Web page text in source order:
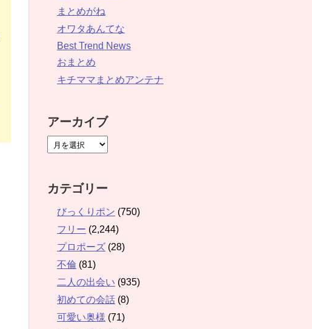
まとめがね
オワタあんてな
Best Trend News
おまとめ
キチママまとめアンテナ
アーカイブ
カテゴリー
びっくりポン (750)
フリー (2,244)
プロポーズ (28)
不倫 (81)
二人の出会い (935)
初めての会話 (8)
可愛い奥様 (71)